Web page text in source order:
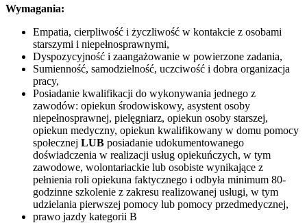
Wymagania:
Empatia, cierpliwość i życzliwość w kontakcie z osobami
starszymi i niepełnosprawnymi,
Dyspozycyjność i zaangażowanie w powierzone zadania,
Sumienność, samodzielność, uczciwość i dobra organizacja
pracy,
Posiadanie kwalifikacji do wykonywania jednego z
zawodów: opiekun środowiskowy, asystent osoby
niepełnosprawnej, pielęgniarz, opiekun osoby starszej,
opiekun medyczny, opiekun kwalifikowany w domu pomocy
społecznej LUB posiadanie udokumentowanego
doświadczenia w realizacji usług opiekuńczych, w tym
zawodowe, wolontariackie lub osobiste wynikające z
pełnienia roli opiekuna faktycznego i odbyła minimum 80-
godzinne szkolenie z zakresu realizowanej usługi, w tym
udzielania pierwszej pomocy lub pomocy przedmedycznej,
prawo jazdy kategorii B